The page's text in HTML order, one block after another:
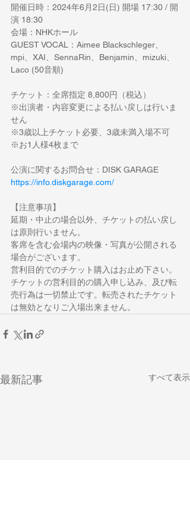
開催日時：2024年6月2日(日) 開場 17:30 / 開
演 18:30
会場：NHKホール
GUEST VOCAL：Aimee Blackschleger、
mpi、XAI、SennaRin、Benjamin、mizuki、
Laco (50音順)
チケット：全席指定 8,800円（税込）
※出演者・内容変更による払い戻しは行いま
せん
※3歳以上チケット必要、3歳未満入場不可
※お1人様4枚まで
公演に関するお問合せ： DISK GARAGE
https://info.diskgarage.com/
【注意事項】
延期・中止の場合以外、チケットの払い戻し
は原則行いません。
客席を含む会場内の映像・写真が公開される
場合がございます。
営利目的でのチケット購入はお止め下さい。
チケットの営利目的の購入申し込み、及び転
売行為は一切禁止です。転売されたチケット
は無効となりご入場出来ません。
最新記事 すべて表示